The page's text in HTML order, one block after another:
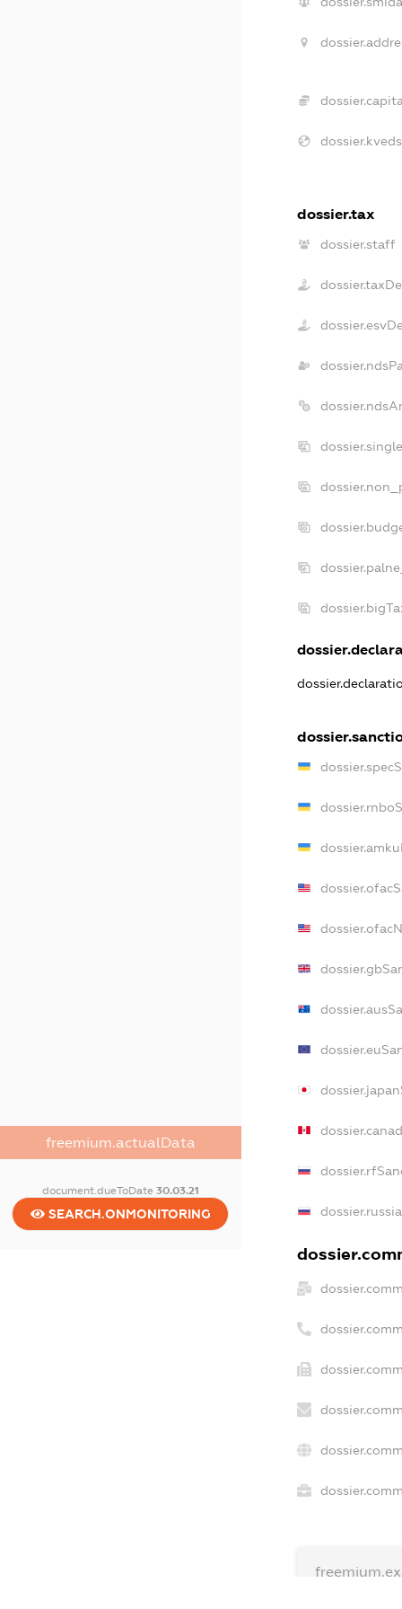
freemium.actualData
document.dueToDate 30.03.21
SEARCH.ONMONITORING
dossier.tax
dossier.staff